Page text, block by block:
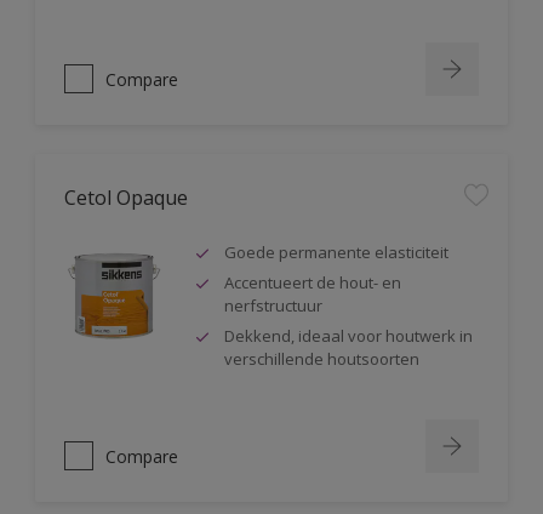
Compare
Cetol Opaque
Goede permanente elasticiteit
Accentueert de hout- en
nerfstructuur
Dekkend, ideaal voor houtwerk in
verschillende houtsoorten
Compare